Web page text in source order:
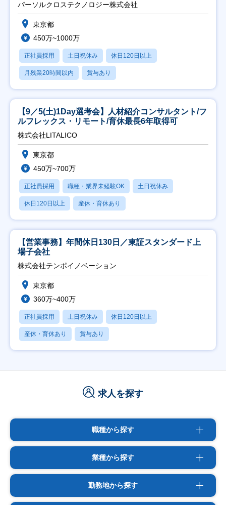
パーソルクロステクノロジー株式会社
東京都
450万~1000万
正社員採用 土日祝休み 休日120日以上
月残業20時間以内 賞与あり
【9／5(土)1Day選考会】人材紹介コンサルタント/フ
ルフレックス・リモート/育休最長6年取得可
株式会社LITALICO
東京都
450万~700万
正社員採用 職種・業界未経験OK 土日祝休み
休日120日以上 産休・育休あり
【営業事務】年間休日130日／東証スタンダード上
場子会社
株式会社テンポイノベーション
東京都
360万~400万
正社員採用 土日祝休み 休日120日以上
産休・育休あり 賞与あり
求人を探す
職種から探す
業種から探す
勤務地から探す